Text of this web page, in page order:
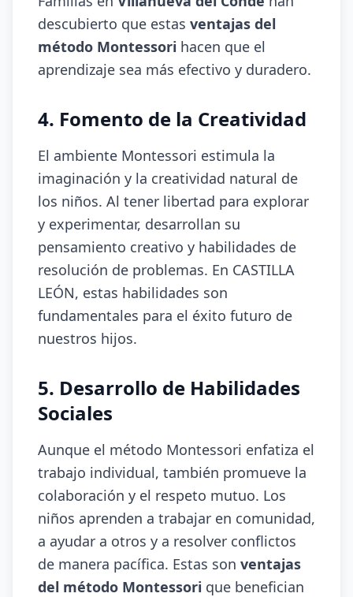
descubierto que estas ventajas del
método Montessori hacen que el
aprendizaje sea más efectivo y duradero.
4. Fomento de la Creatividad
El ambiente Montessori estimula la
imaginación y la creatividad natural de
los niños. Al tener libertad para explorar
y experimentar, desarrollan su
pensamiento creativo y habilidades de
resolución de problemas. En CASTILLA
LEÓN, estas habilidades son
fundamentales para el éxito futuro de
nuestros hijos.
5. Desarrollo de Habilidades
Sociales
Aunque el método Montessori enfatiza el
trabajo individual, también promueve la
colaboración y el respeto mutuo. Los
niños aprenden a trabajar en comunidad,
a ayudar a otros y a resolver conflictos
de manera pacífica. Estas son ventajas
del método Montessori que benefician